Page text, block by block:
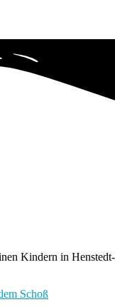
Kindern in